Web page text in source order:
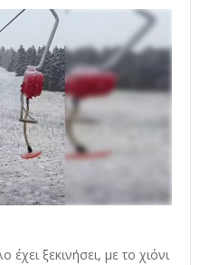
ξεκινήσει, με το χιόνι